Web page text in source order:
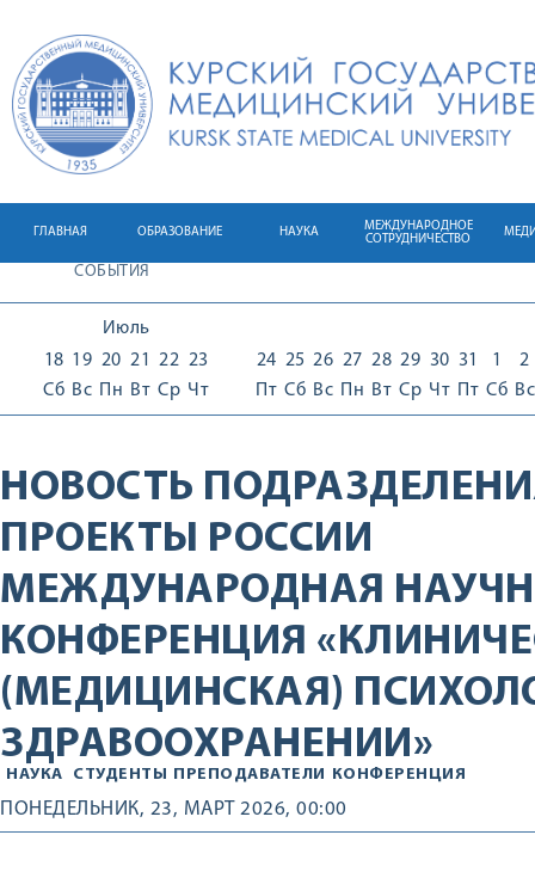
ГЛАВНАЯ ОБРАЗОВАНИЕ НАУКА
МЕЖДУНАРОДНОЕ
СОТРУДНИЧЕСТВО
СОБЫТИЯ
Июль
18
Сб
19
Вс
20
Пн
21
Вт
22
Ср
23
Чт
24
Пт
25
Сб
26
Вс
27
Пн
28
Вт
29
Ср
30
Чт
31
Пт
1
Сб
2
Вс
НОВОСТЬ
ПРОЕКТЫ РОССИИ
МЕЖДУНАРОДНАЯ
КОНФЕРЕНЦИЯ
(МЕДИЦИНСКАЯ)
ЗДРАВООХРАНЕНИИ»
НАУКА СТУДЕНТЫ ПРЕПОДАВАТЕЛИ КОНФЕРЕНЦИЯ
ПОНЕДЕЛЬНИК, 23, МАРТ 2026, 00:00